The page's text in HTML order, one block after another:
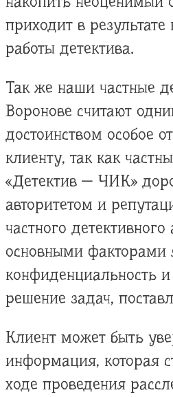
приходит в результате
работы детектива.
Так же наши частные
Воронове считают
достоинством особое
клиенту, так как
«Детектив — ЧИК»
авторитетом и
частного
основными факторами
конфиденциальность
решение задач,
Клиент может быть
информация, которая
ходе проведения